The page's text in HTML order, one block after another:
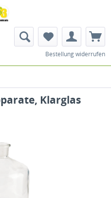
Bestellung widerrufen
Klarglas